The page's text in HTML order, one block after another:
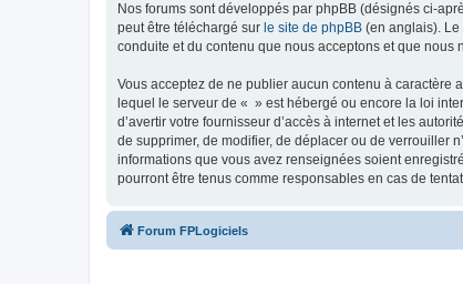
Nos forums sont développés par phpBB (désignés ci-
peut être téléchargé sur le site de phpBB (en anglais).
conduite et du contenu que nous acceptons et que nous
Vous acceptez de ne publier aucun contenu à caractère
lequel le serveur de « » est hébergé ou encore la loi
d’avertir votre fournisseur d’accès à internet et les
de supprimer, de modifier, de déplacer ou de verrouiller
informations que vous avez renseignées soient
pourront être tenus comme responsables en cas de
Forum FPLogiciels